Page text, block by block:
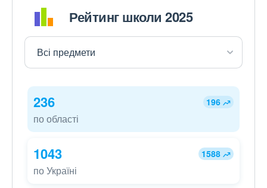
Рейтинг школи 2025
236 196
по області
1043 1588
по Україні